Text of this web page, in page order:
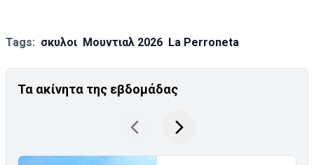
Tags: σκυλοι Μουντιαλ 2026 La Perroneta
Τα ακίνητα της εβδομάδας